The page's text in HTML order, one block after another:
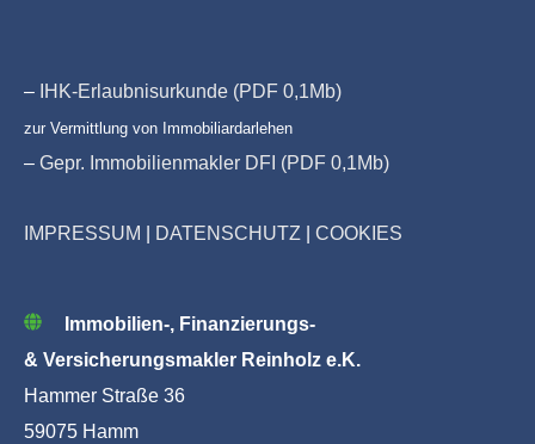
– IHK-Erlaubnisurkunde (PDF 0,1Mb)
zur Vermittlung von Immobiliardarlehen
– Gepr. Immobilienmakler DFI (PDF 0,1Mb)
IMPRESSUM | DATENSCHUTZ | COOKIES
Immobilien-, Finanzierungs-
& Versicherungsmakler Reinholz e.K.
Hammer Straße 36
59075 Hamm